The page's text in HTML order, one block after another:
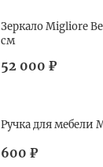
52 000 ₽
Зеркало Migliore
см
600 ₽
Ручка для мебели